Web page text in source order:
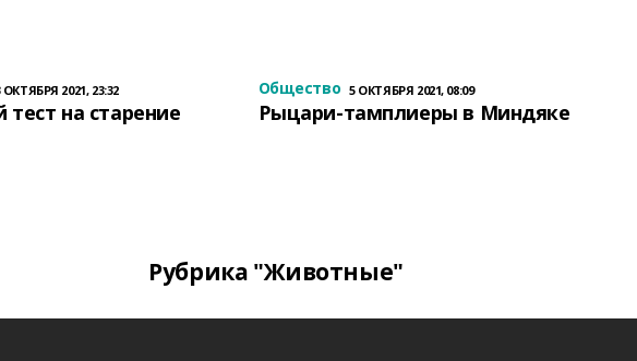
ОКТЯБРЯ 2021, 23:32
тест на старение
Общество 5 ОКТЯБРЯ 2021, 08:09
Рыцари-тамплиеры в Миндяке
Рубрика "Животные"